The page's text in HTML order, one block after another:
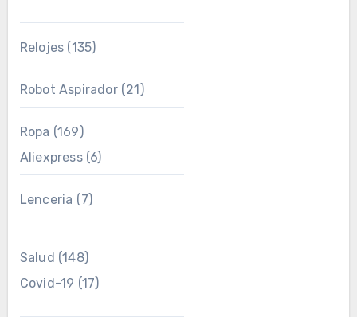
Relojes (135)
Robot Aspirador(21)
Ropa (169)
Aliexpress(6)
Lenceria (7)
Salud (148)
Covid-19 (17)